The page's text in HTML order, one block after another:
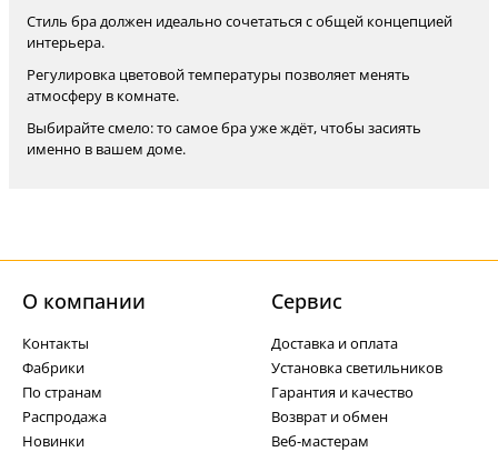
Стиль бра должен идеально сочетаться с общей концепцией
интерьера.
Регулировка цветовой температуры позволяет менять
атмосферу в комнате.
Выбирайте смело: то самое бра уже ждёт, чтобы засиять
именно в вашем доме.
О компании
Контакты
Фабрики
По странам
Распродажа
Новинки
Cервис
Доставка и оплата
Установка светильников
Гарантия и качество
Возврат и обмен
Веб-мастерам